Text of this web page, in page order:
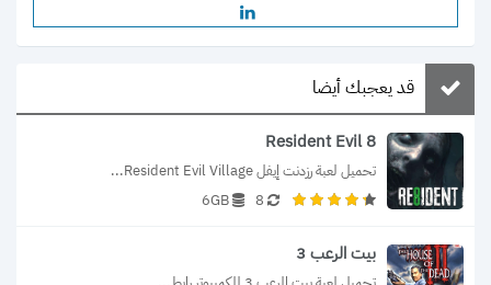
قد يعجبك أيضا
Resident Evil 8
تحميل لعبة رزدنت إيفل Resident Evil Village...
8
6GB
بيت الرعب 3